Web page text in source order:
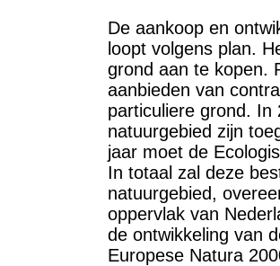
De aankoop en
loopt volgens plan.
grond aan te kopen.
aanbieden van
particuliere grond. In
natuurgebied zijn
jaar moet de
In totaal zal deze
natuurgebied,
oppervlak van
de ontwikkeling van
Europese Natura